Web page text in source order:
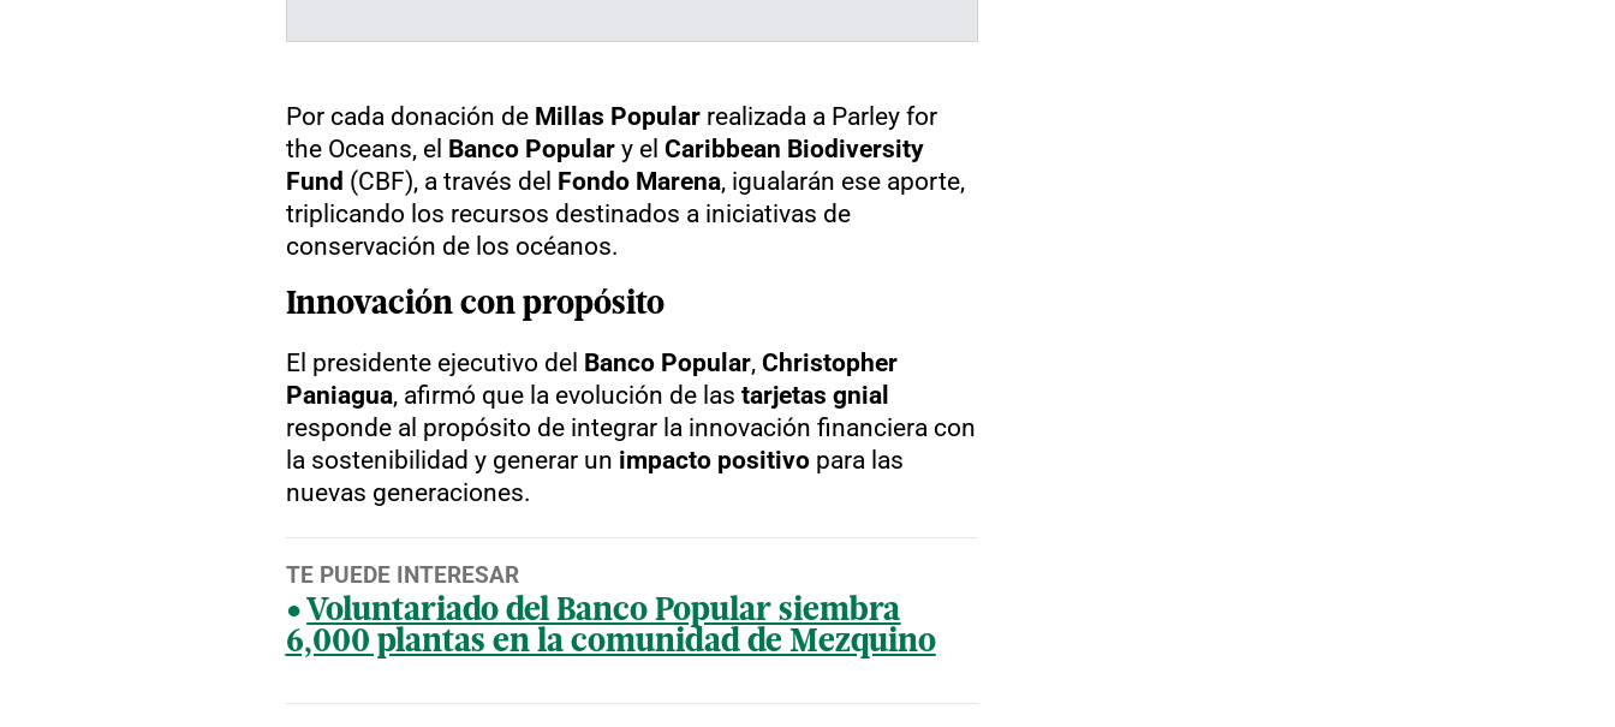
Por cada donación de Millas Popularrealizada a Parley for
the Oceans, el Banco Populary el Caribbean Biodiversity
Fund (CBF), a través del Fondo Marena, igualarán ese aporte,
triplicando los recursos destinados a iniciativas de
conservación de los océanos.
Innovación con propósito
El presidente ejecutivo del Banco Popular, Christopher
Paniagua, afirmó que la evolución de las tarjetas gnial
responde al propósito de integrar la innovación financiera con
la sostenibilidad y generar un impacto positivopara las
nuevas generaciones.
TE PUEDE INTERESAR
Voluntariado del Banco Popular siembra
6,000 plantas en la comunidad de Mezquino